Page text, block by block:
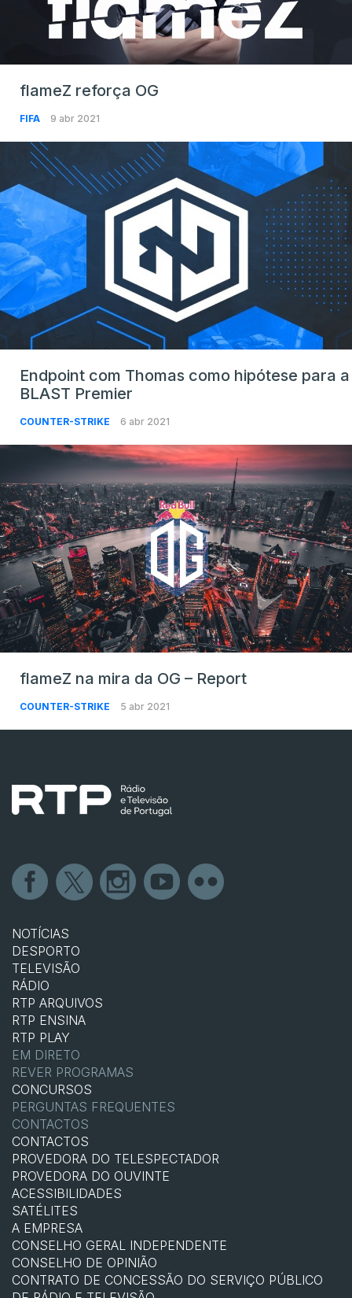
flameZ reforça OG
FIFA 9 abr 2021
Endpoint com Thomas como hipótese para a
BLAST Premier
COUNTER-STRIKE 6 abr 2021
flameZ na mira da OG – Report
COUNTER-STRIKE 5 abr 2021
NOTÍCIAS
DESPORTO
TELEVISÃO
RÁDIO
RTP ARQUIVOS
RTP ENSINA
RTP PLAY
EM DIRETO
REVER PROGRAMAS
CONCURSOS
PERGUNTAS FREQUENTES
CONTACTOS
CONTACTOS
PROVEDORA DO TELESPECTADOR
PROVEDORA DO OUVINTE
ACESSIBILIDADES
SATÉLITES
A EMPRESA
CONSELHO GERAL INDEPENDENTE
CONSELHO DE OPINIÃO
CONTRATO DE CONCESSÃO DO SERVIÇO PÚBLICO